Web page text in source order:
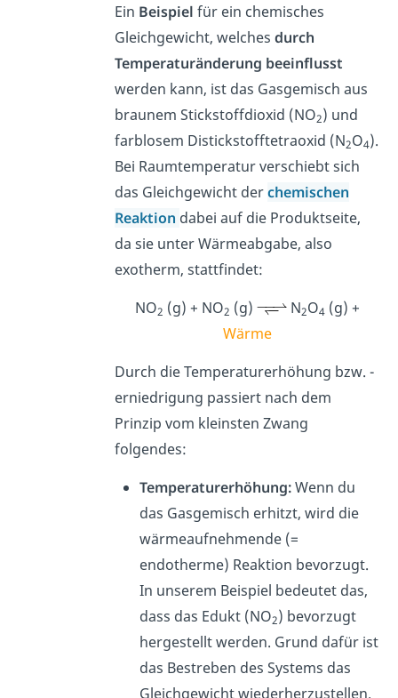
Ein Beispiel für ein chemisches
Gleichgewicht, welchesdurch
Temperaturänderung beeinflusst
werden kann, ist das Gasgemisch aus
braunem Stickstoffdioxid (NO2) und
farblosem Distickstofftetraoxid (N2O4).
Bei Raumtemperatur verschiebt sich
das Gleichgewicht derchemischen
Reaktion dabei auf die Produktseite,
da sie unter Wärmeabgabe, also
exotherm, stattfindet:
NO2 (g) + NO2 (g) N2O4 (g) +
Wärme
Durch die Temperaturerhöhung bzw. -
erniedrigung passiert nach dem
Prinzip vom kleinsten Zwang
folgendes:
Temperaturerhöhung:Wenn du
das Gasgemisch erhitzt, wird die
wärmeaufnehmende (=
endotherme) Reaktion bevorzugt.
In unserem Beispiel bedeutet das,
dass das Edukt (NO2) bevorzugt
hergestellt werden. Grund dafür ist
das Bestreben des Systems das
Gleichgewicht wiederherzustellen.